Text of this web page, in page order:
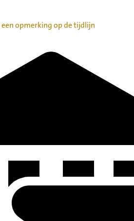
opmerking op de tijdlijn